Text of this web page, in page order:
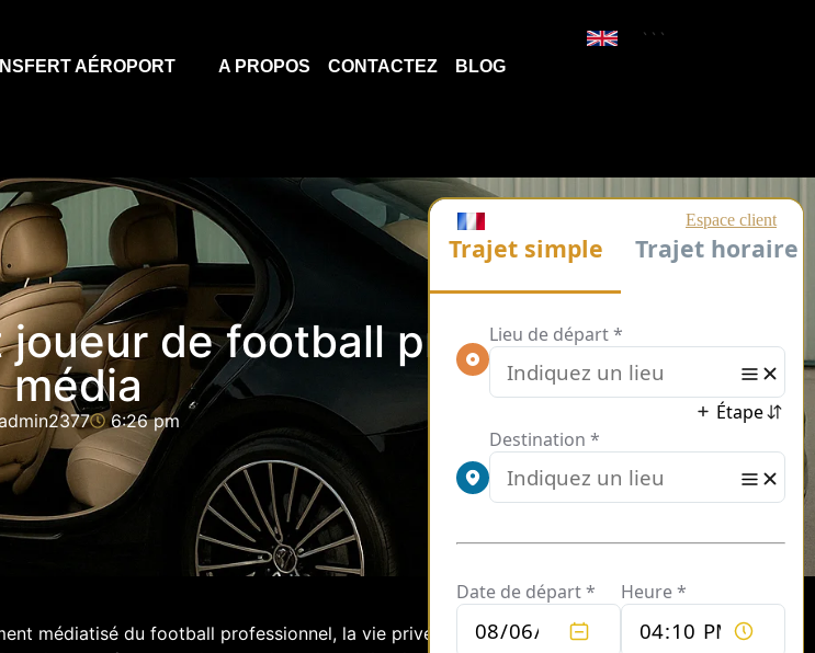
AÉROPORT A PROPOS CONTACTEZ BLOG
```
de football professionnel
média
6:26 pm
médiatisé du football professionnel, la vie privée des joueurs est souvent